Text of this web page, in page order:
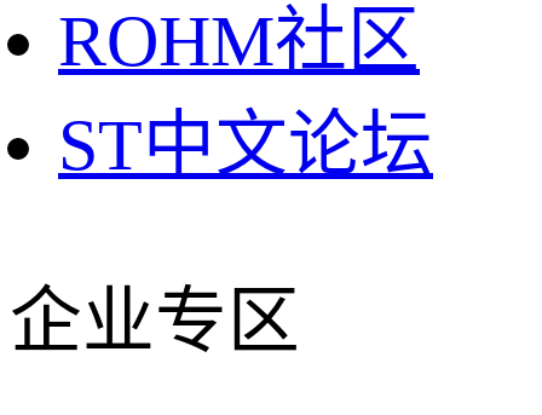
ROHM社区
ST中文论坛
企业专区